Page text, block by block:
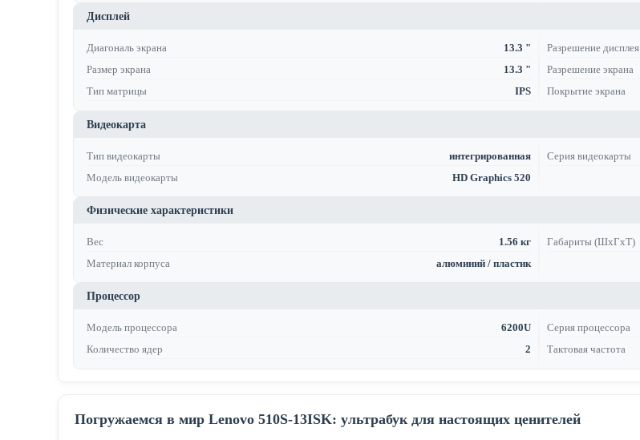
Дисплей
Диагональ экрана 13.3 " Разрешение дисплея
Размер экрана
13.3 " Разрешение экрана
Тип матрицы
IPS Покрытие экрана
Видеокарта
Тип видеокарты интегрированная Серия видеокарты
Модель видеокарты
HD Graphics 520
Физические характеристики
Вес 1.56 кг Габариты (ШхГхТ)
Материал корпуса
алюминий / пластик
Процессор
Модель процессора 6200U Серия процессора
Количество ядер
2 Тактовая частота
Погружаемся в мир Lenovo 510S-13ISK: ультрабук для настоящих ценителей